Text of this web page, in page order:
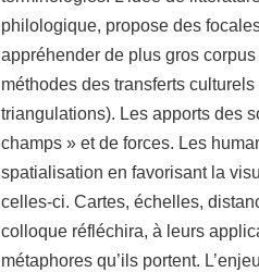
philologique, propose des
appréhender de plus gros
méthodes des transferts
triangulations). Les apports des
champs » et de forces. Les
spatialisation en favorisant la
celles-ci. Cartes, échelles,
colloque réfléchira, à leurs
métaphores qu’ils portent.